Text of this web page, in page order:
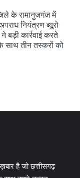
के रामानुजगंज में
नियंत्रण ब्यूरो
कार्रवाई करते
साथ तीन तस्करों को
है जो छत्तीसगढ़